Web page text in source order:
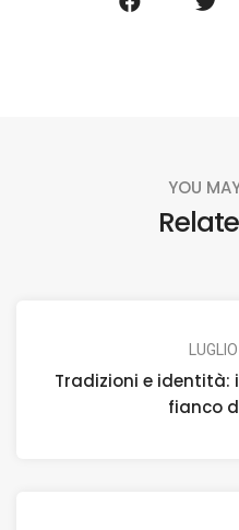
YOU
Tradizioni e identità:
fianco